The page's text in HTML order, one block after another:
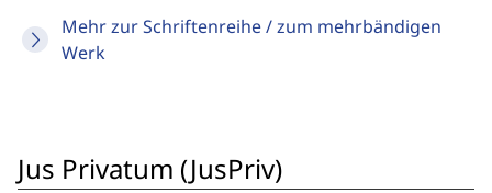
Mehr zur Schriftenreihe / zum mehrbändigen
Werk
Jus Privatum (JusPriv)